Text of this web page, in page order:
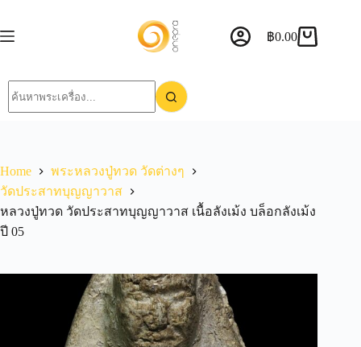
฿0.00
Home
พระหลวงปู่ทวด วัดต่างๆ
วัดประสาทบุญญาวาส
หลวงปู่ทวด วัดประสาทบุญญาวาส เนื้อลังเม้ง บล็อกลังเม้ง
ปี 05